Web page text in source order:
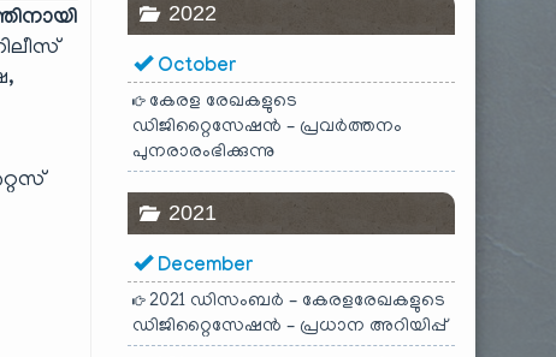
2022
October
കേരള രേഖകളുടെ
ഡിജിറ്റൈസേഷൻ – പ്രവർത്തനം
പുനരാരംഭിക്കുന്നു
2021
December
2021 ഡിസംബർ – കേരളരേഖകളുടെ
ഡിജിറ്റൈസേഷൻ – പ്രധാന അറിയിപ്പ്